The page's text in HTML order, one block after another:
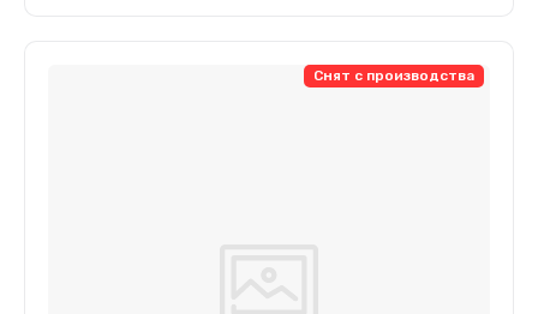
Снят с производства